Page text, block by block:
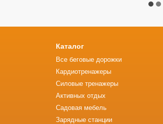
Каталог
Все беговые дорожки
Кардиотренажеры
Силовые тренажеры
Активных отдых
Садовая мебель
Зарядные станции